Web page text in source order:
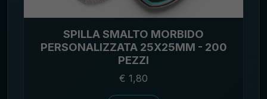
SPILLA SMALTO MORBIDO
PERSONALIZZATA 25X25MM - 200
PEZZI
€ 1,80